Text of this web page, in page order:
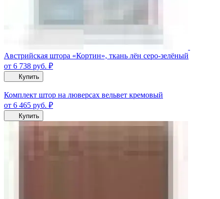
Австрийская штора «Кортин», ткань лён серо-зелёный
от 6 738 руб. ₽
Купить
Комплект штор на люверсах вельвет кремовый
от 6 465 руб. ₽
Купить